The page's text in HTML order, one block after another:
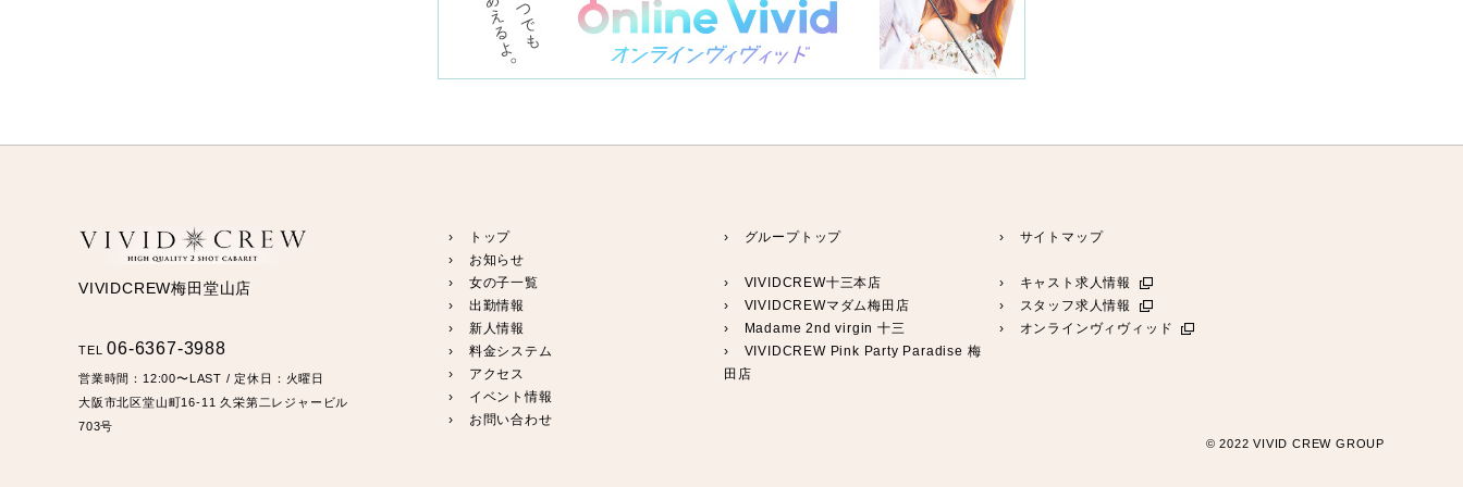
VIVIDCREW梅田堂山店
TEL06-6367-3988
営業時間： 12:00〜LAST / 定休日：火曜日
大阪市北区堂山町16-11 久栄第二レジャービル
703号
› トップ
› お知らせ
› 女の子一覧
› 出勤情報
› 新人情報
› 料金システム
› アクセス
› イベント情報
› お問い合わせ
› グループトップ
› VIVIDCREW十三本店
› VIVIDCREWマダム梅田店
›
Madame 2nd virgin 十三
› VIVIDCREW Pink Party Paradise 梅
田店
› サイトマップ
› キャスト求人情報
› スタッフ求人情報
› オンラインヴィヴィッド
© 2022 VIVID CREW GROUP